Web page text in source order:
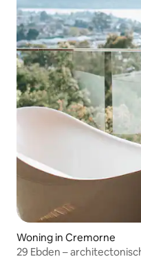
Woning in Cremorne
29 Ebden –